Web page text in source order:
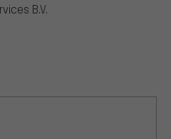
B.V.